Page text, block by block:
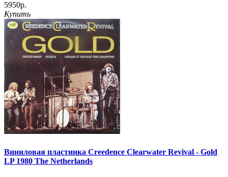
5950р.
Купить
Виниловая пластинка Creedence Clearwater Revival - Gold
LP 1980 The Netherlands